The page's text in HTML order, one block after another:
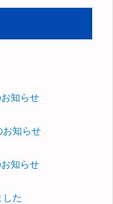
お知らせ
お知らせ
お知らせ
した